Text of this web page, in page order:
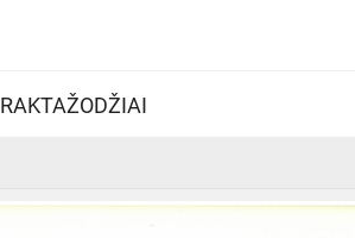
RAKTAŽODŽIAI